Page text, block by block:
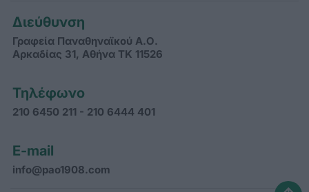
Διεύθυνση
Γραφεία Παναθηναϊκού Α.Ο.
Αρκαδίας 31, Αθήνα ΤΚ 11526
Τηλέφωνο
210 6450 211 - 210 6444 401
E-mail
info@pao1908.com